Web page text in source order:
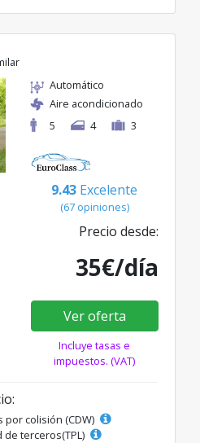
Automático
Aire acondicionado
5
4 3
9.43 Excelente
(67 opiniones)
Precio desde:
35€/día
Ver oferta
Incluye tasas e
impuestos. (VAT)
colisión (CDW)
terceros(TPL)